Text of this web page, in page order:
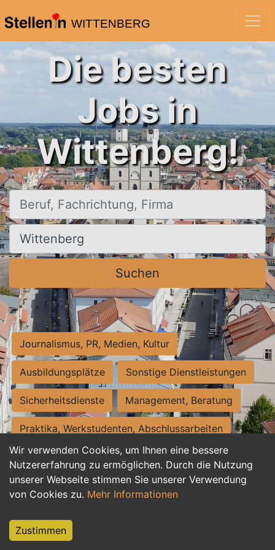
WITTENBERG
Wir verwenden Cookies, um Ihnen eine bessere
Nutzererfahrung zu ermöglichen. Durch die Nutzung
unserer Webseite stimmen Sie unserer Verwendung
von Cookies zu. Mehr Informationen
Zustimmen
Die besten
Jobs in
Wittenberg!
Beruf, Fachrichtung, Firma
Ort, Stadt
Suchen
Journalismus, PR, Medien, Kultur
Ausbildungsplätze Sonstige Dienstleistungen
Sicherheitsdienste Management, Beratung
Praktika, Werkstudenten, Abschlussarbeiten
Personalwesen Assistenz, Sekretariat
Hilfskräfte, Aushilfs- und Nebenjobs
Weiterbildung, Studium, duale Ausbildung